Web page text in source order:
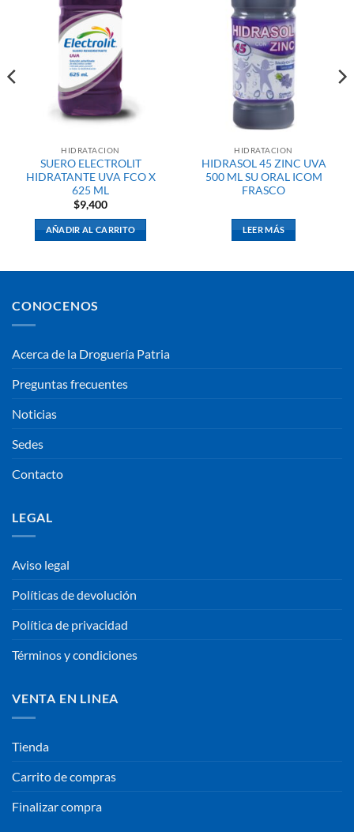
HIDRATACION
SUERO ELECTROLIT
HIDRATANTE UVA FCO X
625 ML
$9,400
AÑADIR AL CARRITO
HIDRATACION
HIDRASOL 45 ZINC UVA
500 ML SU ORAL ICOM
FRASCO
LEER MÁS
CONOCENOS
Acerca de la Droguería Patria
Preguntas frecuentes
Noticias
Sedes
Contacto
LEGAL
Aviso legal
Políticas de devolución
Política de privacidad
Términos y condiciones
VENTA EN LINEA
Tienda
Carrito de compras
Finalizar compra